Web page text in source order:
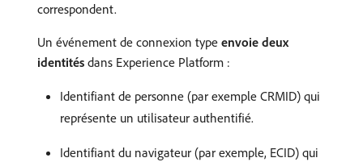
correspondent.
Un événement de connexion type envoie deux
identités dans Experience Platform :
Identifiant de personne (par exemple CRMID) qui
représente un utilisateur authentifié.
Identifiant du navigateur (par exemple, ECID) qui